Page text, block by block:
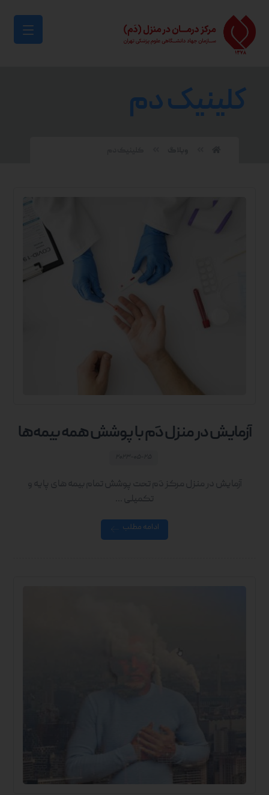
کلینیک دم
آزمایش در منزل دَم با پوشش همه بیمه‌ها
آزمایش در منزل مرکز دَم تحت پوشش تمام بیمه های پایه و
تکمیلی ...
ادامه مطلب